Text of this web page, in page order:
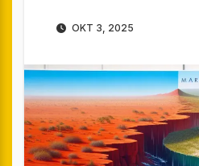
OKT 3, 2025